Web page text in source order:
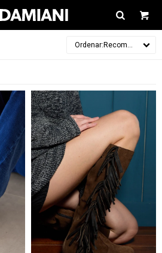
Recomendados